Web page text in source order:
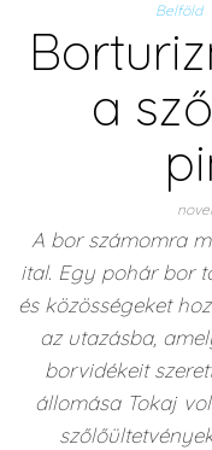
Belföld
a
A bor számomra
ital. Egy pohár bor
és közösségeket
az utazásba,
borvidékeit
állomása Tokaj